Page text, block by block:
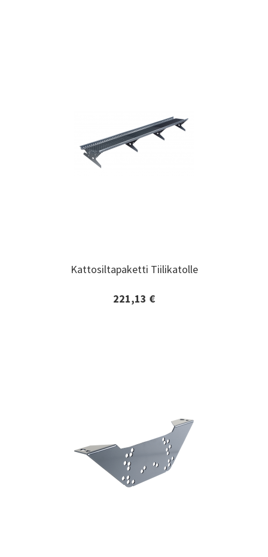
Kattosiltapaketti Tiilikatolle
221,13 €
Kattosiltapaketti Tiilikatolle
Lisätiedot ja tilaaminen